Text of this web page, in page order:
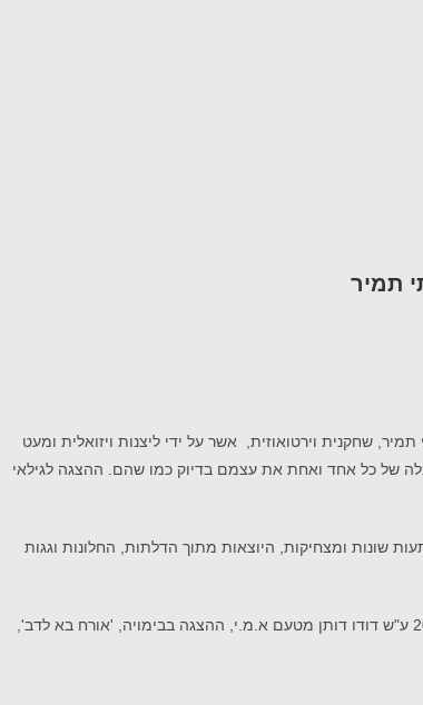
תמיר
שחקנית וירטואוזית, אשר על ידי ליצנות ויזואלית ומעט
של כל אחד ואחת את עצמם בדיוק כמו שהם. ההצגה לגילאי
שונות ומצחיקות, היוצאות מתוך הדלתות, החלונות וגגות
רותי תמיר, שחקנית תיאטרון, קולנוע וטלוויזיה, בימאית ומחזאית, יוצרת תיאטרון פיזי, מופיעה בפסטיבלי תיאטרון ברחבי העולם, זוכת פרס השחקנית הטובה לשנת 2015 ע"ש דודו דותן מטעם א.מ.י, ההצגה בבימויה, 'אורח בא לדב',